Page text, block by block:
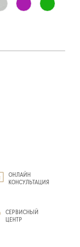
ОНЛАЙН
КОНСУЛЬТАЦИЯ
СЕРВИСНЫЙ
ЦЕНТР